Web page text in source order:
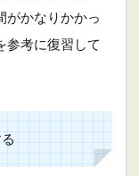
がかなりかかっ
参考に復習して